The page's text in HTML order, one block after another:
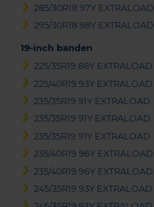
285/30R18 97Y EXTRALOAD
295/30R18 98Y EXTRALOAD
19-inch banden
225/35R19 88Y EXTRALOAD
225/40R19 93Y EXTRALOAD
235/35R19 91Y EXTRALOAD
235/35R19 91Y EXTRALOAD
235/35R19 91Y EXTRALOAD
235/40R19 96Y EXTRALOAD
235/40R19 96Y EXTRALOAD
245/35R19 93Y EXTRALOAD